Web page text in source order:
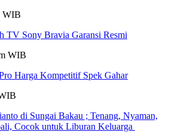
WIB
TV Sony Bravia Garansi Resmi
WIB
Harga Kompetitif Spek Gahar
di Sungai Bakau ; Tenang, Nyaman,
Cocok untuk Liburan Keluarga